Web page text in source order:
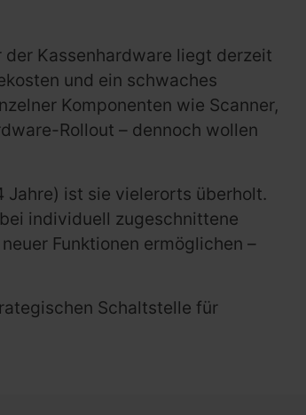
Kassenhardware liegt derzeit
und ein schwaches
Komponenten wie Scanner,
Rollout – dennoch wollen
Jahre) ist sie vielerorts überholt.
individuell zugeschnittene
Funktionen ermöglichen –
Schaltstelle für